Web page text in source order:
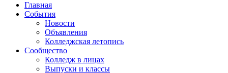
Главная
События
Новости
Объявления
Колледжская летопись
Сообщество
Колледж в лицах
Выпуски и классы